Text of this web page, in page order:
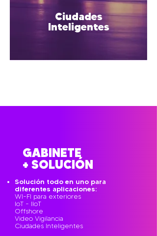
_
Ciudades
Inteligentes
GABINETE
+ SOLUCIÓN
Solución todo en uno para
diferentes aplicaciones:
WI-FI para exteriores
IoT - IIoT
Offshore
Video Vigilancia
Ciudades Inteligentes